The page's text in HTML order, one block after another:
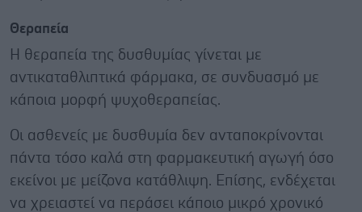
Θεραπεία
Η θεραπεία της δυσθυμίας γίνεται με
αντικαταθλιπτικά φάρμακα, σε συνδυασμό με
κάποια μορφή ψυχοθεραπείας.
Οι ασθενείς με δυσθυμία δεν ανταποκρίνονται
πάντα τόσο καλά στη φαρμακευτική αγωγή όσο
εκείνοι με μείζονα κατάθλιψη. Επίσης, ενδέχεται
να χρειαστεί να περάσει κάποιο μικρό χρονικό